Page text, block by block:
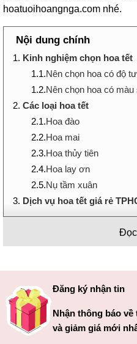
hoatuoihoangnga.com nhé.
Nội dung chính
1. Kinh nghiệm chọn hoa tết
1.1.Nên chọn hoa có độ
1.2.Nên chọn hoa có
2. Các loại hoa tết
2.1.Hoa đào
2.2.Hoa mai
2.3.Hoa thủy tiên
2.4.Hoa lay ơn
2.5.Nụ tầm xuân
3. Dịch vụ hoa tết giá rẻ
Kinh nghiệm chọn
dịp quan trọng thì hoa còn là
những dịp quan trọng, đặc
đang đau đầu không biết làm
vừa đảm bảo tính thẩm mỹ
thì shop Hoa tươi Hoàng Nga
Đăng ký nhận tin
Nhận thông báo
và giảm giá mới